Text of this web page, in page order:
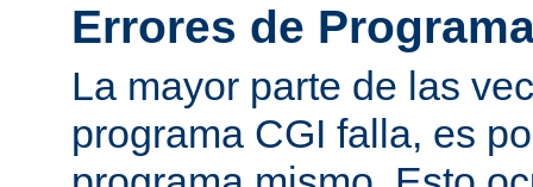
Errores de
La mayor parte de las
programa CGI falla, es